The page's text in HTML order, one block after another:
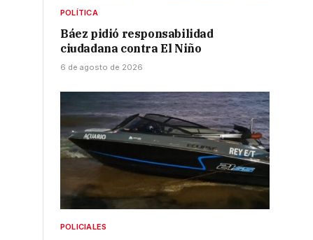
POLÍTICA
Báez pidió responsabilidad
ciudadana contra El Niño
6 de agosto de 2026
POLICIALES